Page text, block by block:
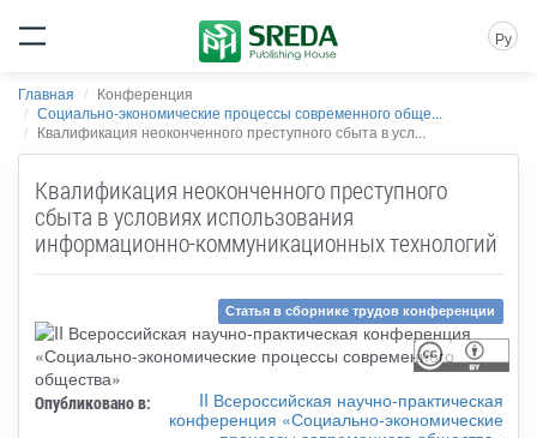
Ру
Главная
Конференция
Социально-экономические процессы современного обще...
Квалификация неоконченного преступного сбыта в усл...
Квалификация неоконченного преступного
сбыта в условиях использования
информационно-коммуникационных технологий
Статья в сборнике трудов конференции
Опубликовано в:
II Всероссийская научно-практическая
конференция «Социально-экономические